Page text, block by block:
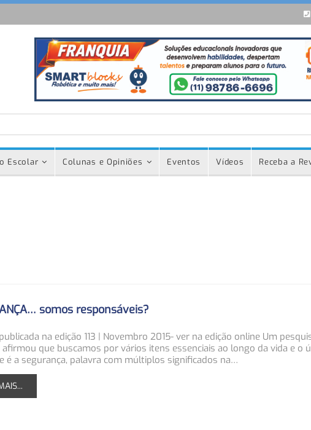
Escolar Colunas e Opiniões Eventos Vídeos Receba a
somos responsáveis?
na edição 113 | Novembro 2015- ver na edição online Um
que buscamos por vários itens essenciais ao longo da vida e o
é a segurança, palavra com múltiplos significados na…